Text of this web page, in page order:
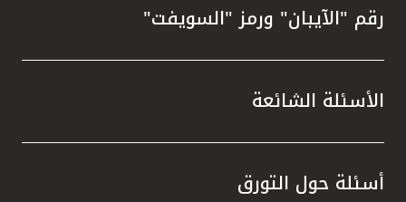
رقم "الآيبان" ورمز "السويفت"
الأسئلة الشائعة
أسئلة حول التورق